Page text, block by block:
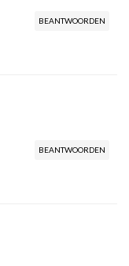
BEANTWOORDEN
BEANTWOORDEN